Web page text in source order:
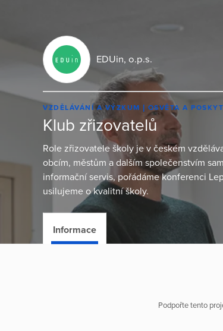
EDUin, o.p.s.
VZDĚLÁVÁNÍ A VÝZKUM OSVĚTA A
Klub zřizovatelů
Role zřizovatele školy je v českém
obcím, městům a dalším společenstvím
informační servis, pořádáme konferenci
usilujeme o kvalitní školy.
Informace
Podpořte tento